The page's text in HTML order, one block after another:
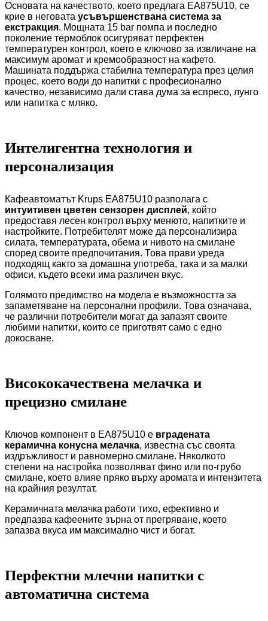
Основата на качеството, което предлага EA875U10, се
крие в неговата усъвършенствана система за
екстракция. Мощната 15 bar помпа и последно
поколение термоблок осигуряват перфектен
температурен контрол, което е ключово за извличане на
максимум аромат и кремообразност на кафето.
Машината поддържа стабилна температура през целия
процес, което води до напитки с професионално
качество, независимо дали става дума за еспресо, лунго
или напитка с мляко.
Интелигентна технология и
персонализация
Кафеавтоматът Krups EA875U10 разполага с
интуитивен цветен сензорен дисплей, който
предоставя лесен контрол върху менюто, напитките и
настройките. Потребителят може да персонализира
силата, температурата, обема и нивото на смилане
според своите предпочитания. Това прави уреда
подходящ както за домашна употреба, така и за малки
офиси, където всеки има различен вкус.
Голямото предимство на модела е възможността за
запаметяване на персонални профили. Това означава,
че различни потребители могат да запазят своите
любими напитки, които се приготвят само с едно
докосване.
Висококачествена мелачка и
прецизно смилане
Ключов компонент в EA875U10 е вградената
керамична конусна мелачка, известна със своята
издръжливост и равномерно смилане. Няколкото
степени на настройка позволяват фино или по-грубо
смилане, което влияе пряко върху аромата и интензитета
на крайния резултат.
Керамичната мелачка работи тихо, ефективно и
предпазва кафеените зърна от прегряване, което
запазва вкуса им максимално чист и богат.
Перфектни млечни напитки с
автоматична система